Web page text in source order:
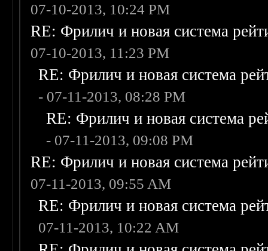
07-10-2013, 10:24 PM
RE: Фрилич и новая система
07-10-2013, 11:23 PM
RE: Фрилич и новая система
- 07-11-2013, 08:28 PM
RE: Фрилич и новая система
- 07-11-2013, 09:08 PM
RE: Фрилич и новая система
07-11-2013, 09:55 AM
RE: Фрилич и новая система
07-11-2013, 10:22 AM